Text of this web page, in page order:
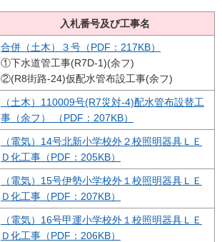
入札番号及び工事名
合併（土木）３号（PDF：217KB）
①下水道管工事(R7D-1)(余フ)
②(R8街路-24)仮配水管布設工事(余フ)
（土木）110009号(R7災対-4)配水管布設替工
事（余フ） （PDF：207KB）
（電気）14号北新小学校外２校照明器具ＬＥ
Ｄ化工事（PDF：205KB）
（電気）15号伊勢小学校外１校照明器具ＬＥ
Ｄ化工事（PDF：207KB）
（電気）16号甲運小学校外１校照明器具ＬＥ
Ｄ化工事（PDF：206KB）